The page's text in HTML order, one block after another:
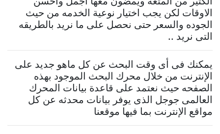
الاوقات لكن يجب اختيار نوعية الخدمه من حيث
الجوده والسعر حتى نحصل على ما نريد بالطريقه
التى نريد ..
يمكنك فى أى وقت البحث عن كل ماهو جديد على
الإنترنت من خلال محرك البحث الموجود بهذه
الصفحه حيث نعتمد على قاعدة بيانات المحرك
العالمى جوجل الذى يوفر بيانات محدثه عن كل
مواقع الإنترنت بما فيها موقعنا